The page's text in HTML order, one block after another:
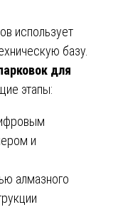
использует
базу.
для
этапы:
и
алмазного